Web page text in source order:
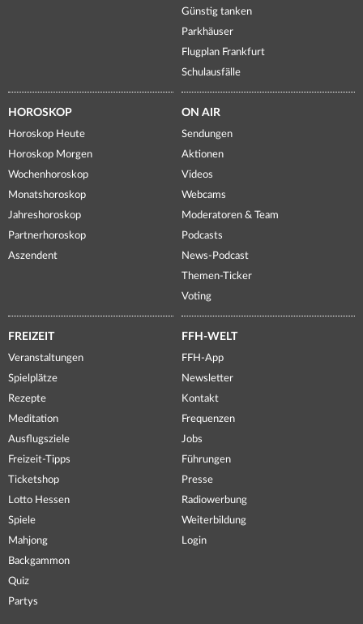
Günstig tanken
Parkhäuser
Flugplan Frankfurt
Schulausfälle
HOROSKOP
Horoskop Heute
Horoskop Morgen
Wochenhoroskop
Monatshoroskop
Jahreshoroskop
Partnerhoroskop
Aszendent
ON AIR
Sendungen
Aktionen
Videos
Webcams
Moderatoren & Team
Podcasts
News-Podcast
Themen-Ticker
Voting
FREIZEIT
Veranstaltungen
Spielplätze
Rezepte
Meditation
Ausflugsziele
Freizeit-Tipps
Ticketshop
Lotto Hessen
Spiele
Mahjong
Backgammon
Quiz
Partys
FFH-WELT
FFH-App
Newsletter
Kontakt
Frequenzen
Jobs
Führungen
Presse
Radiowerbung
Weiterbildung
Login